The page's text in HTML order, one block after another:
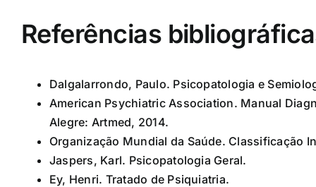
Referências
Dalgalarrondo, Paulo. Psicopatologia e
American Psychiatric Association. Manual
Alegre: Artmed, 2014.
Organização Mundial da Saúde. Classificação
Jaspers, Karl. Psicopatologia Geral.
Ey, Henri. Tratado de Psiquiatria.